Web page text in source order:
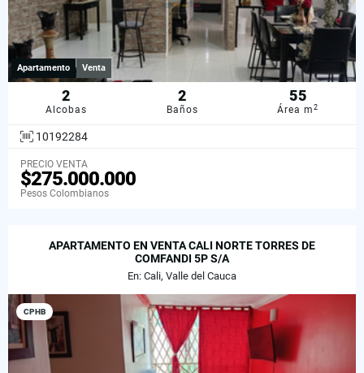
Apartamento Venta
2
Alcobas
2
Baños
55
Área m2
10192284
PRECIO VENTA
$275.000.000
Pesos Colombianos
APARTAMENTO EN VENTA CALI NORTE TORRES DE
COMFANDI 5P S/A
En: Cali, Valle del Cauca
CPHB